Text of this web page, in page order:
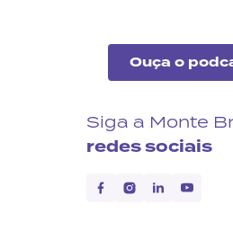
Ouça o
Siga a Monte
redes sociais